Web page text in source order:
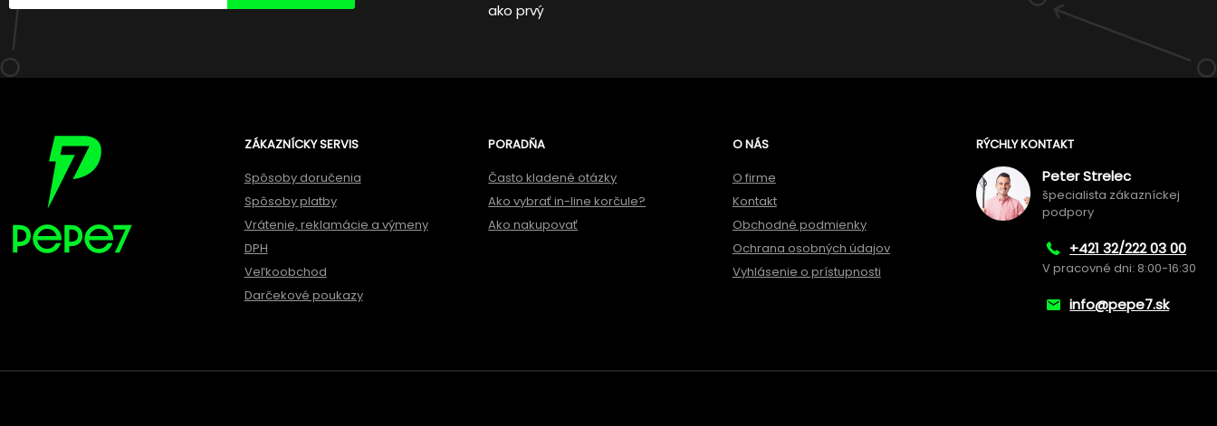
ako prvý
ZÁKAZNÍCKY SERVIS
Spôsoby doručenia
Spôsoby platby
Vrátenie, reklamácie a výmeny
DPH
Veľkoobchod
Darčekové poukazy
PORADŇA
Často kladené otázky
Ako vybrať in-line korčule?
Ako nakupovať
O NÁS
O firme
Kontakt
Obchodné podmienky
Ochrana osobných údajov
Vyhlásenie o prístupnosti
RÝCHLY KONTAKT
Peter Strelec
špecialista zákazníckej
podpory
+421 32/222 03 00
V pracovné dni: 8:00-16:30
info@pepe7.sk